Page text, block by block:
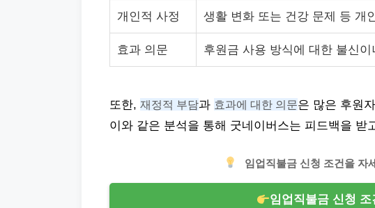
개인적 사정 생활 변화 또는 건강 문제 등 개
효과 의문 후원금 사용 방식에 대한 불신
또한, 재정적 부담과 효과에 대한 의문은 많은 후원
이와 같은 분석을 통해 굿네이버스는 피드백을 받
임업직불금 신청 조건을 자
임업직불금 신청 조